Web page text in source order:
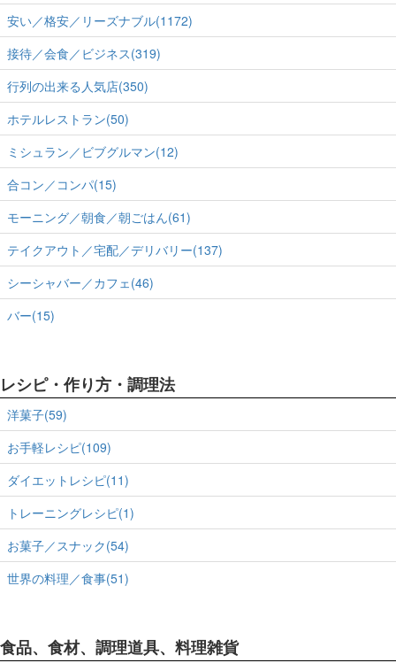
安い／格安／リーズナブル(1172)
接待／会食／ビジネス(319)
行列の出来る人気店(350)
ホテルレストラン(50)
ミシュラン／ビブグルマン(12)
合コン／コンパ(15)
モーニング／朝食／朝ごはん(61)
テイクアウト／宅配／デリバリー(137)
シーシャバー／カフェ(46)
バー(15)
レシピ・作り方・調理法
洋菓子(59)
お手軽レシピ(109)
ダイエットレシピ(11)
トレーニングレシピ(1)
お菓子／スナック(54)
世界の料理／食事(51)
食品、食材、調理道具、料理雑貨